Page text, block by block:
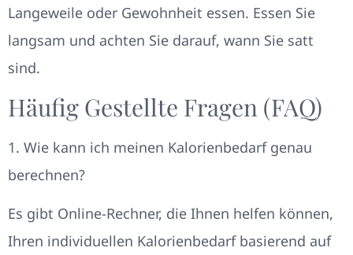
Langeweile oder Gewohnheit essen. Essen Sie
langsam und achten Sie darauf, wann Sie satt
sind.
Häufig Gestellte Fragen (FAQ)
1. Wie kann ich meinen Kalorienbedarf genau
berechnen?
Es gibt Online-Rechner, die Ihnen helfen können,
Ihren individuellen Kalorienbedarf basierend auf